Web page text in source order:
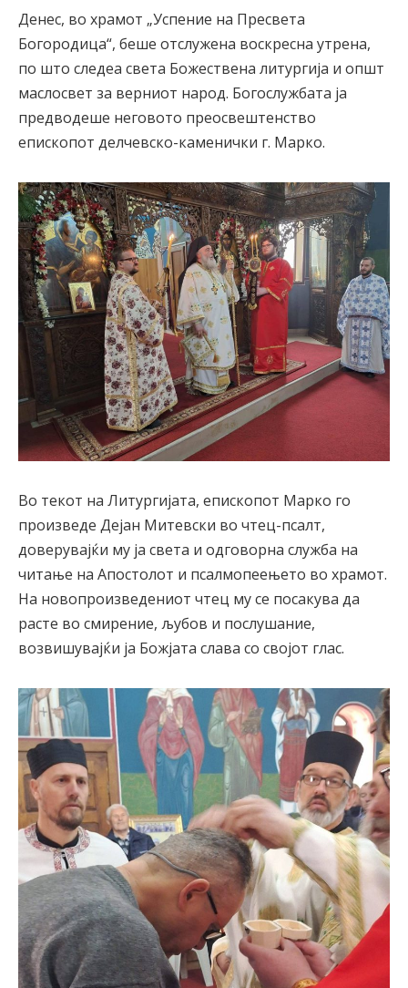
Денес, во храмот „Успение на Пресвета
Богородица“, беше отслужена воскресна утрена,
по што следеа света Божествена литургија и општ
маслосвет за верниот народ. Богослужбата ја
предводеше неговото преосвештенство
епископот делчевско-каменички г. Марко.
Во текот на Литургијата, епископот Марко го
произведе Дејан Митевски во чтец-псалт,
доверувајќи му ја света и одговорна служба на
читање на Апостолот и псалмопеењето во храмот.
На новопроизведениот чтец му се посакува да
расте во смирение, љубов и послушание,
возвишувајќи ја Божјата слава со својот глас.